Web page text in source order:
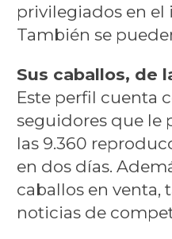
privilegiados en
También se
Sus caballos, de
Este perfil cuenta
seguidores que le
las 9.360
en dos días.
caballos en venta,
noticias de